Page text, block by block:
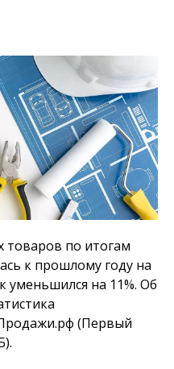
товаров по итогам
к прошлому году на
уменьшился на 11%. Об
(Первый